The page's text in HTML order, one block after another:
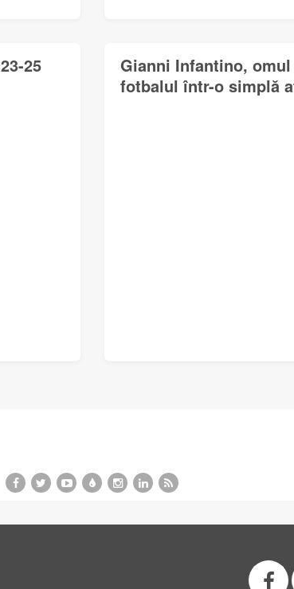
25
Gianni Infantino,
fotbalul într-o simplă